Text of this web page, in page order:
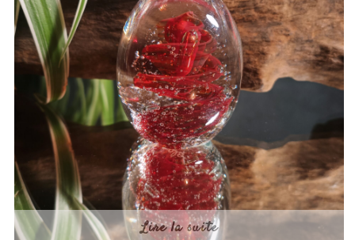
Lire la suite